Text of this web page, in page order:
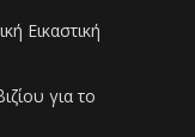
Εικαστική
για το